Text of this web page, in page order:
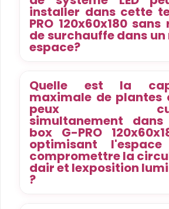
installer dans cette
PRO 120x60x180 sans
de surchauffe dans
espace?
Quelle est la
maximale de plantes
peux
simultanement
box G-PRO
optimisant
compromettre la
dair et lexposition
?